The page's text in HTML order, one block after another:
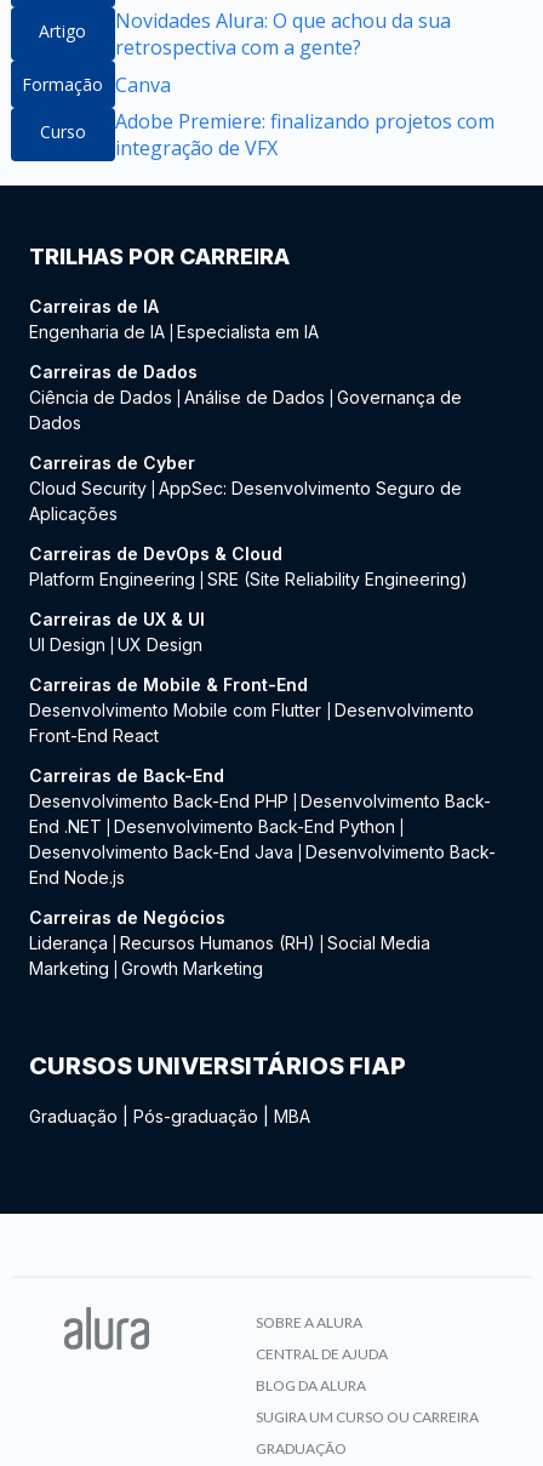
Artigo
Novidades Alura: O que achou da sua
retrospectiva com a gente?
Formação Canva
Curso
Adobe Premiere: finalizando projetos com
integração de VFX
TRILHAS POR CARREIRA
Carreiras de IA
Engenharia de IA Especialista em IA
Carreiras de Dados
Ciência de Dados
Análise de Dados
Governança de
Dados
Carreiras de Cyber
Cloud Security AppSec: Desenvolvimento Seguro de
Aplicações
Carreiras de DevOps & Cloud
Platform Engineering
SRE (Site Reliability Engineering)
Carreiras de UX & UI
UI Design
UX Design
Carreiras de Mobile & Front-End
Desenvolvimento Mobile com Flutter
Desenvolvimento
Front-End React
Carreiras de Back-End
Desenvolvimento Back-End PHP
Desenvolvimento Back-
End .NET
Desenvolvimento Back-End Python
Desenvolvimento Back-End Java
Desenvolvimento Back-
End Node.js
Carreiras de Negócios
Liderança
Recursos Humanos (RH)
Social Media
Marketing
Growth Marketing
CURSOS UNIVERSITÁRIOS FIAP
Graduação Pós-graduação MBA
SOBRE A ALURA
CENTRAL DE AJUDA
BLOG DA ALURA
SUGIRA UM CURSO OU CARREIRA
GRADUAÇÃO